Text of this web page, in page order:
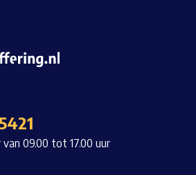
09.00 tot 17.00 uur